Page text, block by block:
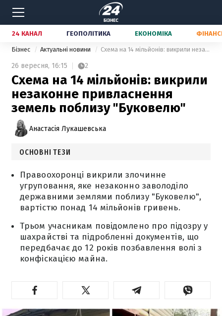
24 КАНАЛ ГЕОПОЛІТИКА ЕКОНОМІКА
Бізнес Актуальні новини Схема на 14 мільйонів: викрили незаконне привласнення земель поблизу "Буковелю"
26 вересня, 16:15 2
Схема на 14 мільйонів: викрили
незаконне привласнення
земель поблизу "Буковелю"
Анастасія Лукашевська
ОСНОВНІ ТЕЗИ
Правоохоронці викрили злочинне
угруповання, яке незаконно заволоділо
державними землями поблизу "Буковелю",
вартістю понад 14 мільйонів гривень.
Трьом учасникам повідомлено про підозру у
шахрайстві та підробленні документів, що
передбачає до 12 років позбавлення волі з
конфіскацією майна.